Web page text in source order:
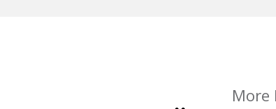
More